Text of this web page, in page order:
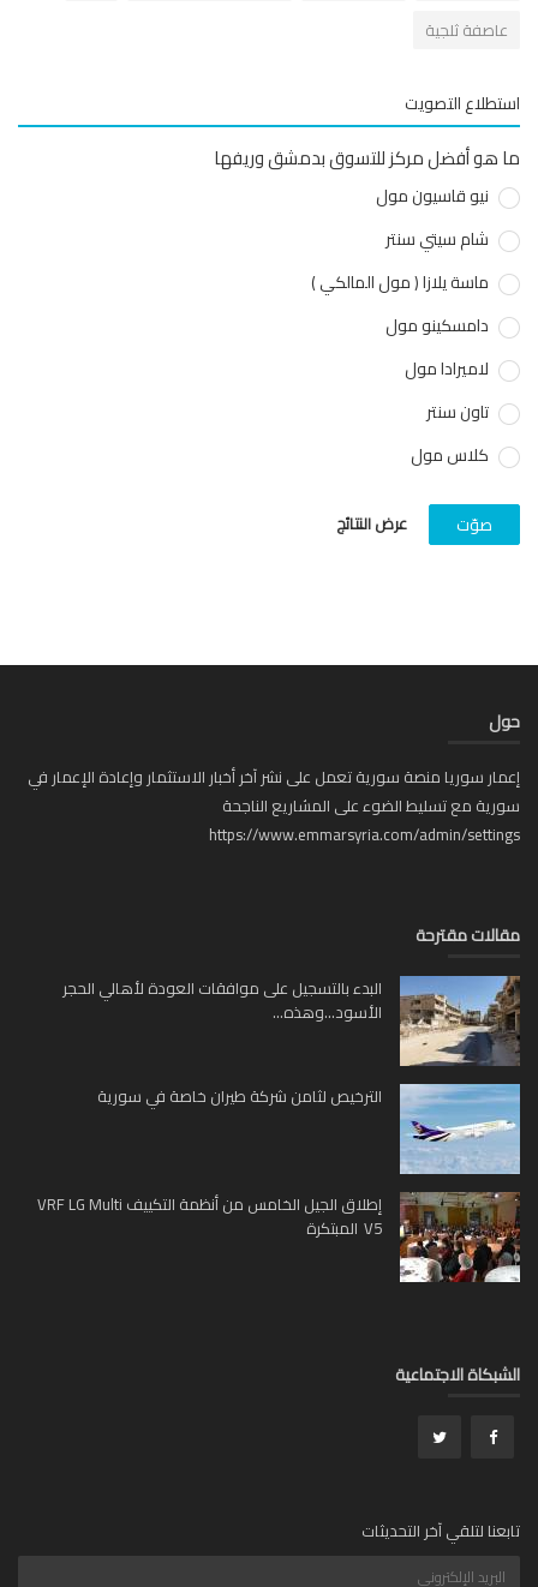
ثلجية
التصويت
أفضل مركز للتسوق بدمشق وريفها
نيو قاسيون مول
شام سيتي سنتر
ماسة يلازا ( مول المالكي )
دامسكينو مول
لاميرادا مول
تاون سنتر
كلاس مول
عرض النتائج
سوريا منصة سورية تعمل على نشر آخر أخبار الاستثمار وإعادة الإعمار في
مع تسليط الضوء على المشاريع الناجحة
https://www.emmarsyria.com/admin/
مقترحة
البدء بالتسجيل على موافقات العودة لأهالي الحجر
الأسود...وهذه...
الترخيص لثامن شركة طيران خاصة في سورية
إطلاق الجيل الخامس من أنظمة التكييف VRF LG Multi
V5 المبتكرة
الاجتماعية
لتلقي آخر التحديثات